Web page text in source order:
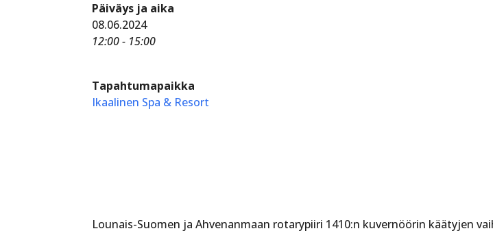
Päiväys ja aika
08.06.2024
12:00 - 15:00
Tapahtumapaikka
Ikaalinen Spa & Resort
Lounais-Suomen ja Ahvenanmaan rotarypiiri 1410:n kuvernöörin käätyjen